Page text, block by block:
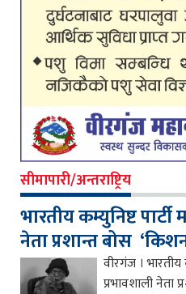
सीमापारी/अन्तराष्ट्रिय
भारतीय कम्युनिष्ट
नेता प्रशान्त बोस
वीरगंज ।
प्रभावशाली नेता